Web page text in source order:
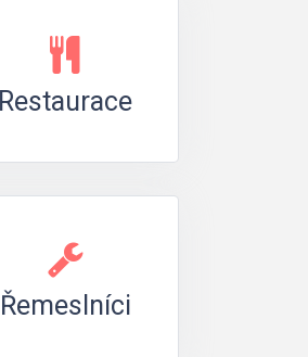
Restaurace
Řemeslníci